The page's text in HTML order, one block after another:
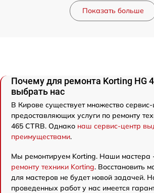
Показать больше
Почему для ремонта Korting HG
выбрать нас
В Кирове существует множество сервис-
предоставляющих услуги по ремонту
465 CTRB. Однако наш сервис-центр
преимуществами.
Мы ремонтируем Korting. Наши мастера
ремонту техники Korting. Восстановить
для мастеров не будет новой задачей.
проведенных работ у нас имеется